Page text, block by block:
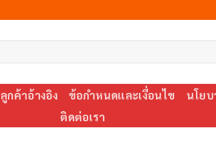
ลูกค้าอ้างอิง ข้อกำหนดและเงื่อนไข
นโย
ติดต่อเรา